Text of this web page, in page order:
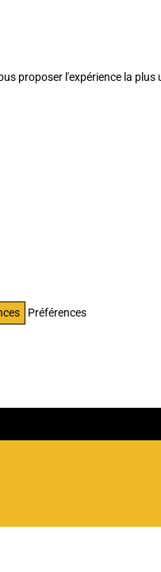
proposer l'expérience la
Préférences